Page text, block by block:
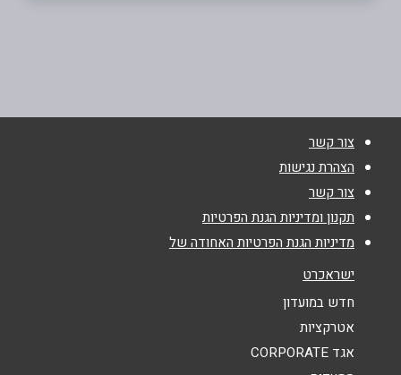
טלפון*
אנא חזרו אלי בקשר ל...
הודעה
צור קשר
הצהרת נגישות
צור קשר
תקנון ומדיניות הגנת הפרטיות
מדיניות הגנת הפרטיות האחודה של
ישראכרט
חדש במועדון
אטרקציות
אגד CORPORATE